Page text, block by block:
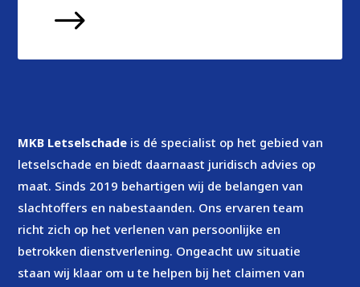
$
MKB Letselschade is dé specialist op het gebied van
letselschade en biedt daarnaast juridisch advies op
maat. Sinds 2019 behartigen wij de belangen van
slachtoffers en nabestaanden. Ons ervaren team
richt zich op het verlenen van persoonlijke en
betrokken dienstverlening. Ongeacht uw situatie
staan wij klaar om u te helpen bij het claimen van